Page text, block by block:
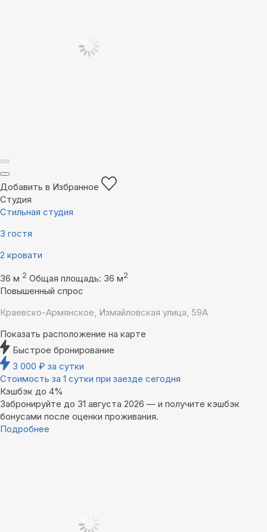
Добавить в Избранное
Студия
Стильная студия
3 гостя
2 кровати
36 м 2 Общая площадь: 36 м2
Повышенный спрос
Краевско-Армянское, Измайловская улица, 59А
Показать расположение на карте
Быстрое бронирование
3 000 ₽ за сутки
Стоимость за 1 сутки при заезде сегодня
Кэшбэк до 4%
Забронируйте до 31 августа 2026 — и получите кэшбэк
бонусами после оценки проживания.
Подробнее